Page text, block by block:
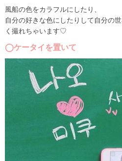
風船の色をカラフルにしたり、
自分の好きな色にしたりして自分の
く撮れちゃいます♡
◯ケータイを置いて